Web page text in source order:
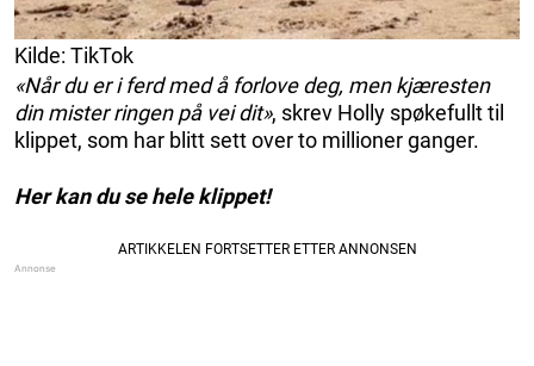
Kilde: TikTok
«Når du er i ferd med å forlove deg, men kjæresten
din mister ringen på vei dit», skrev Holly spøkefullt til
klippet, som har blitt sett over to millioner ganger.
Her kan du se hele klippet!